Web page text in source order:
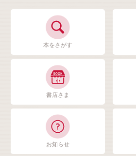
本をさがす
書店さま
お知らせ